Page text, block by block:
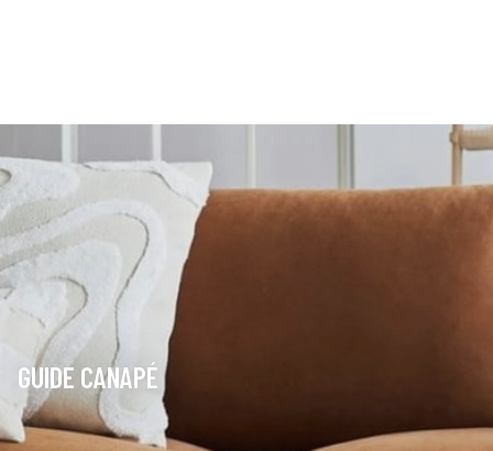
GUIDE CANAPÉ